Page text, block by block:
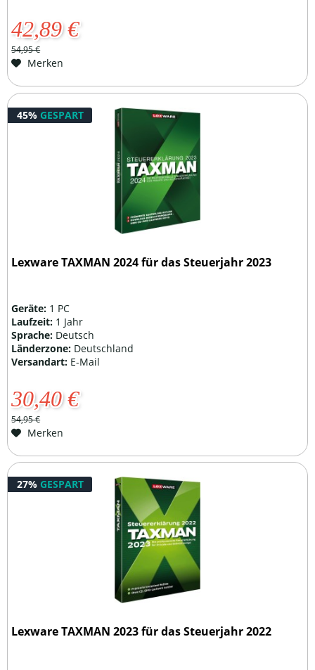
42,89 €
54,95 €
Merken
45% GESPART
Lexware TAXMAN 2024 für das Steuerjahr 2023
Geräte: 1 PC
Laufzeit: 1 Jahr
Sprache: Deutsch
Länderzone: Deutschland
Versandart: E-Mail
30,40 €
54,95 €
Merken
27% GESPART
Lexware TAXMAN 2023 für das Steuerjahr 2022